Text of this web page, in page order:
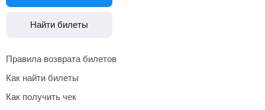
Найти билеты
Правила возврата билетов
Как найти билеты
Как получить чек